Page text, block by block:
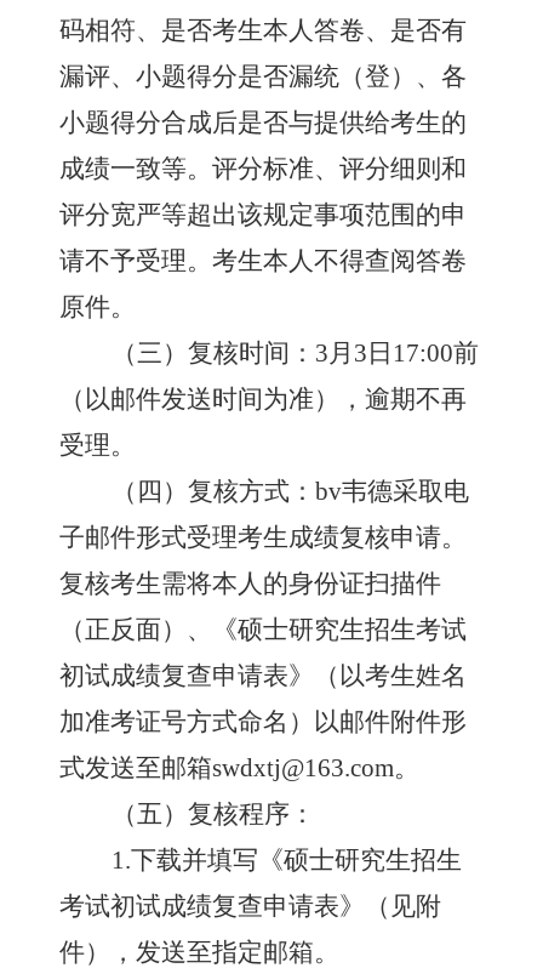
码相符、是否考生本人答卷、是否有
漏评、小题得分是否漏统（登）、各
小题得分合成后是否与提供给考生的
成绩一致等。评分标准、评分细则和
评分宽严等超出该规定事项范围的申
请不予受理。考生本人不得查阅答卷
原件。
（三）复核时间： 3月 3 日 17:00前
（以邮件发送时间为准），逾期不再
受理。
（四）复核方式：bv韦德采取电
子邮件形式受理考生成绩复核申请。
复核考生需将本人的身份证扫描件
（正反面）、《硕士研究生招生考试
初试成绩复查申请表》（以考生姓名
加准考证号方式命名）以邮件附件形
式发送至邮箱swdxtj@163.com。
（五）复核程序：
1.下载并填写《硕士研究生招生
考试初试成绩复查申请表》（见附
件），发送至指定邮箱。